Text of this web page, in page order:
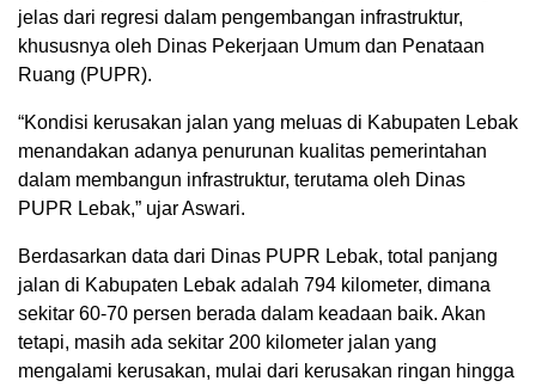
jelas dari regresi dalam pengembangan infrastruktur,
khususnya oleh Dinas Pekerjaan Umum dan Penataan
Ruang (PUPR).
“Kondisi kerusakan jalan yang meluas di Kabupaten Lebak
menandakan adanya penurunan kualitas pemerintahan
dalam membangun infrastruktur, terutama oleh Dinas
PUPR Lebak,” ujar Aswari.
Berdasarkan data dari Dinas PUPR Lebak, total panjang
jalan di Kabupaten Lebak adalah 794 kilometer, dimana
sekitar 60-70 persen berada dalam keadaan baik. Akan
tetapi, masih ada sekitar 200 kilometer jalan yang
mengalami kerusakan, mulai dari kerusakan ringan hingga